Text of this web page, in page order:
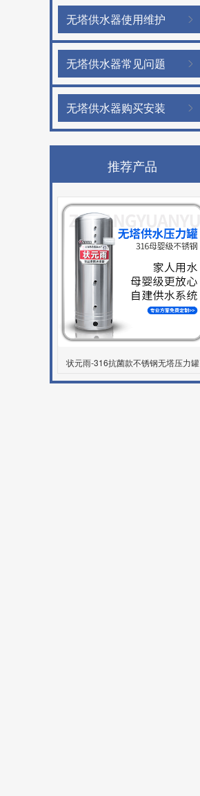
无塔供水器使用维护
无塔供水器常见问题
无塔供水器购买安装
推荐产品
状元雨-316抗菌款不锈钢无塔压力罐